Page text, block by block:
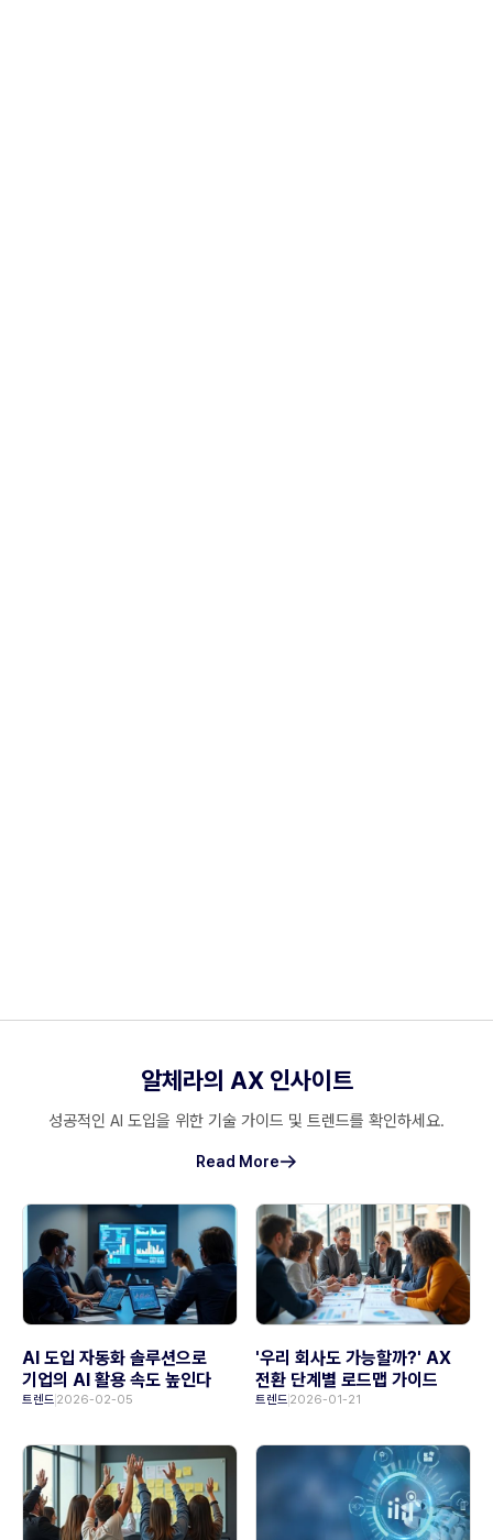
스마트 교육 (Education)
엔터테인먼트 (Entertainment)
아티스트 객체 탐지 및 지능형 콘텐츠 검색 시스템 구축
알체라의 AX 인사이트
성공적인 AI 도입을 위한 기술 가이드 및 트렌드를 확인하세요.
Read More
AI 도입 자동화 솔루션으로
기업의 AI 활용 속도 높인다
트렌드 2026-02-05
'우리 회사도 가능할까?' AX
전환 단계별 로드맵 가이드
트렌드 2026-01-21